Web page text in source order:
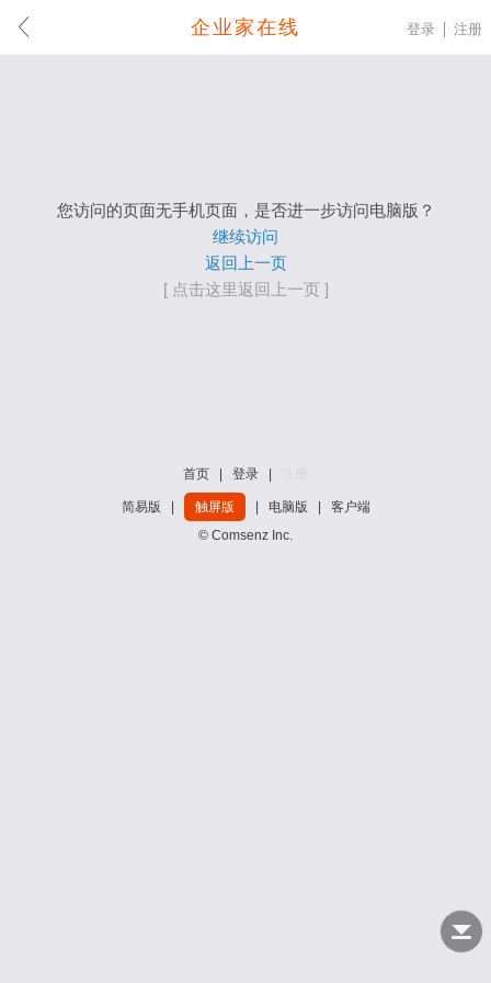
企业家在线 登录 注册
您访问的页面无手机页面，是否进一步访问电脑版？
继续访问
返回上一页
[ 点击这里返回上一页 ]
首页 登录
简易版 触屏版 电脑版
客户端
© Comsenz Inc.